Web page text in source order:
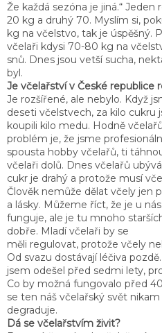
Že každá sezóna je jiná.“
20 kg a druhý 70. Myslím si,
kg na včelstvo, tak je úspěšný.
včelaři kdysi 70-80 kg na
snů. Dnes jsou vetší sucha,
byl.
Je včelařství v České republice
Je rozšířené, ale nebylo. Když
deseti včelstvech, za kilo cukru
koupili kilo medu. Hodně
problém je, že jsme
spousta hobby včelařů, ti
včelaři dolů. Dnes včelařů
cukr je drahý a protože musí
Člověk nemůže dělat včely jen
a lásky. Můžeme říct, že je u
funguje, ale je tu mnoho
dobře. Mladí včelaři by se
měli regulovat, protože včely
Od svazu dostávají léčiva
jsem odešel před sedmi lety,
Co by možná fungovalo před
se ten náš včelařský svět
degraduje.
Dá se včelařstvím živit?